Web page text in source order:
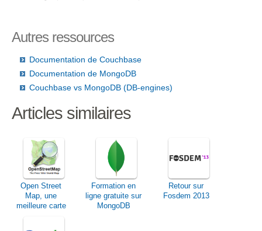
Autres ressources
Documentation de Couchbase
Documentation de MongoDB
Couchbase vs MongoDB (DB-engines)
Articles similaires
Open Street
Map, une
meilleure carte
Formation en
ligne gratuite sur
MongoDB
Retour sur
Fosdem 2013